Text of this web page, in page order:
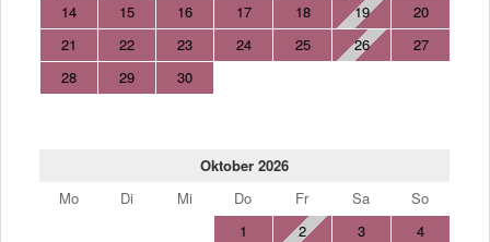
14
15 16 17 18 19
20
21
22 23 24 25 26
27
28
29 30
Oktober 2026
Mo
Di Mi Do Fr Sa
So
1
2 3
4